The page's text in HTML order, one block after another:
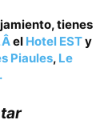
tienes
el Hotel ESTy
Piaules, Le